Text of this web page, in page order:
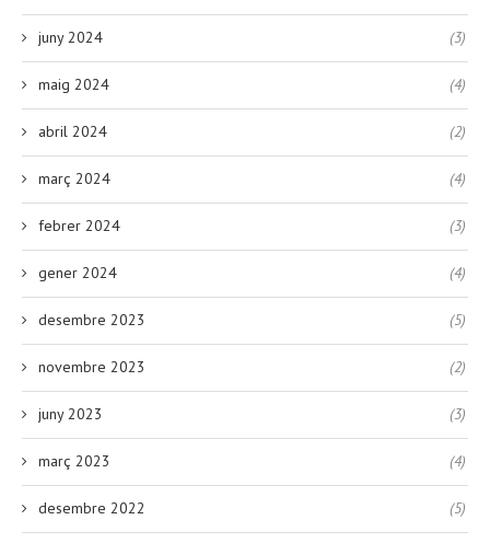
juny 2024 (3)
maig 2024 (4)
abril 2024 (2)
març 2024 (4)
febrer 2024 (3)
gener 2024 (4)
desembre 2023 (5)
novembre 2023 (2)
juny 2023 (3)
març 2023 (4)
desembre 2022 (5)